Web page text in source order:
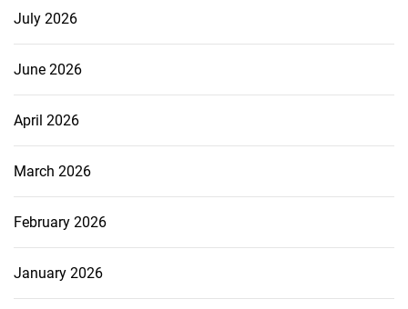
July 2026
June 2026
April 2026
March 2026
February 2026
January 2026